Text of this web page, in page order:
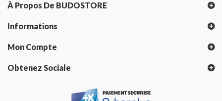
À Propos De BUDOSTORE
Informations
Mon Compte
Obtenez Sociale